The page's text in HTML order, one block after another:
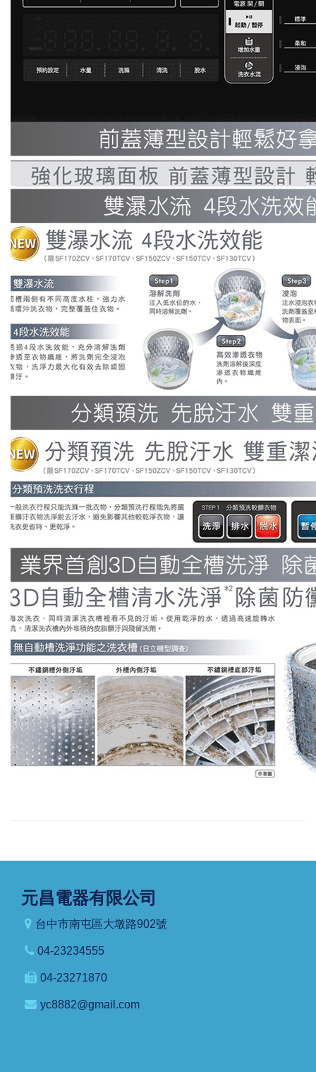
元昌電器有限公司
台中市南屯區大墩路902號
04-23234555
04-23271870
yc8882@gmail.com